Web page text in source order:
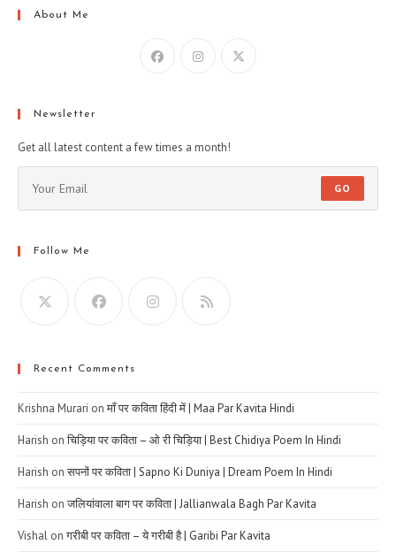
About Me
Newsletter
Get all latest content a few times a month!
GO
Follow Me
Recent Comments
Krishna Murari onमाँ पर कविता हिंदी में | Maa Par Kavita Hindi
Harish onचिड़िया पर कविता – ओ री चिड़िया | Best Chidiya Poem In Hindi
Harish onसपनों पर कविता | Sapno Ki Duniya | Dream Poem In Hindi
Harish onजलियांवाला बाग पर कविता | Jallianwala Bagh Par Kavita
Vishal onगरीबी पर कविता – ये गरीबी है | Garibi Par Kavita